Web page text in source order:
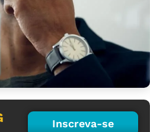
Inscreva-se